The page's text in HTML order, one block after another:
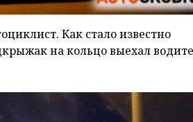
Как стало известно
на кольцо выехал